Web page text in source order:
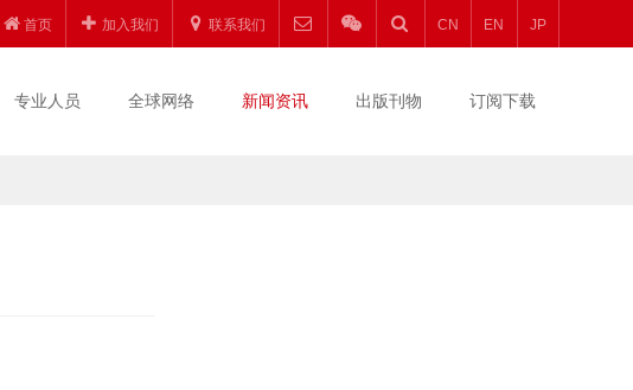
首页 加入我们 联系我们 CN EN JP
专业人员 全球网络 新闻资讯 出版刊物 订阅下载